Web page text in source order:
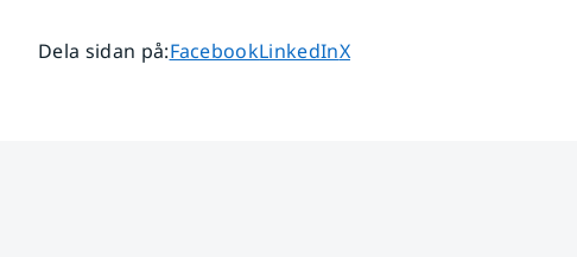
Dela sidan på:Dela sidan på
FacebookDela sidan på
LinkedInDela sidan på
X